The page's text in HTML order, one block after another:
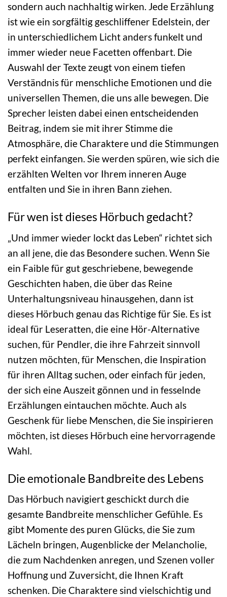
sondern auch nachhaltig wirken. Jede Erzählung
ist wie ein sorgfältig geschliffener Edelstein, der
in unterschiedlichem Licht anders funkelt und
immer wieder neue Facetten offenbart. Die
Auswahl der Texte zeugt von einem tiefen
Verständnis für menschliche Emotionen und die
universellen Themen, die uns alle bewegen. Die
Sprecher leisten dabei einen entscheidenden
Beitrag, indem sie mit ihrer Stimme die
Atmosphäre, die Charaktere und die Stimmungen
perfekt einfangen. Sie werden spüren, wie sich die
erzählten Welten vor Ihrem inneren Auge
entfalten und Sie in ihren Bann ziehen.
Für wen ist dieses Hörbuch gedacht?
„Und immer wieder lockt das Leben“ richtet sich
an all jene, die das Besondere suchen. Wenn Sie
ein Faible für gut geschriebene, bewegende
Geschichten haben, die über das Reine
Unterhaltungsniveau hinausgehen, dann ist
dieses Hörbuch genau das Richtige für Sie. Es ist
ideal für Leseratten, die eine Hör-Alternative
suchen, für Pendler, die ihre Fahrzeit sinnvoll
nutzen möchten, für Menschen, die Inspiration
für ihren Alltag suchen, oder einfach für jeden,
der sich eine Auszeit gönnen und in fesselnde
Erzählungen eintauchen möchte. Auch als
Geschenk für liebe Menschen, die Sie inspirieren
möchten, ist dieses Hörbuch eine hervorragende
Wahl.
Die emotionale Bandbreite des Lebens
Das Hörbuch navigiert geschickt durch die
gesamte Bandbreite menschlicher Gefühle. Es
gibt Momente des puren Glücks, die Sie zum
Lächeln bringen, Augenblicke der Melancholie,
die zum Nachdenken anregen, und Szenen voller
Hoffnung und Zuversicht, die Ihnen Kraft
schenken. Die Charaktere sind vielschichtig und